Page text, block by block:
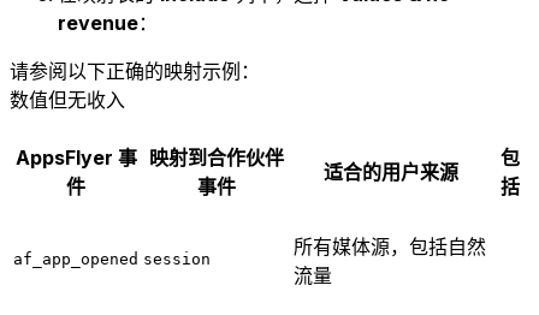
revenue：
请参阅以下正确的映射示例：
数值但无收入
AppsFlyer 事
件
映射到合作伙伴
事件
适合的用户来源
包
括
af_app_opened session
所有媒体源，包括自然
流量